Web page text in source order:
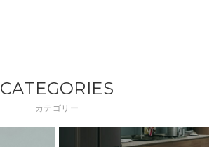
CATEGORIES
カテゴリー